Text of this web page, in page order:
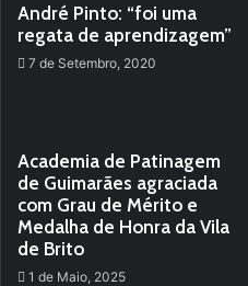
André Pinto: “foi uma
regata de aprendizagem”
7 de Setembro, 2020
Academia de Patinagem
de Guimarães agraciada
com Grau de Mérito e
Medalha de Honra da Vila
de Brito
1 de Maio, 2025